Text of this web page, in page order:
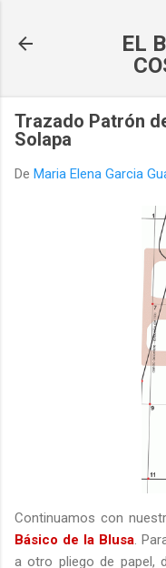
EL
Trazado Patrón
Solapa
De Maria Elena Garcia
Continuamos con
Básico de la Blusa.
a otro pliego de papel,